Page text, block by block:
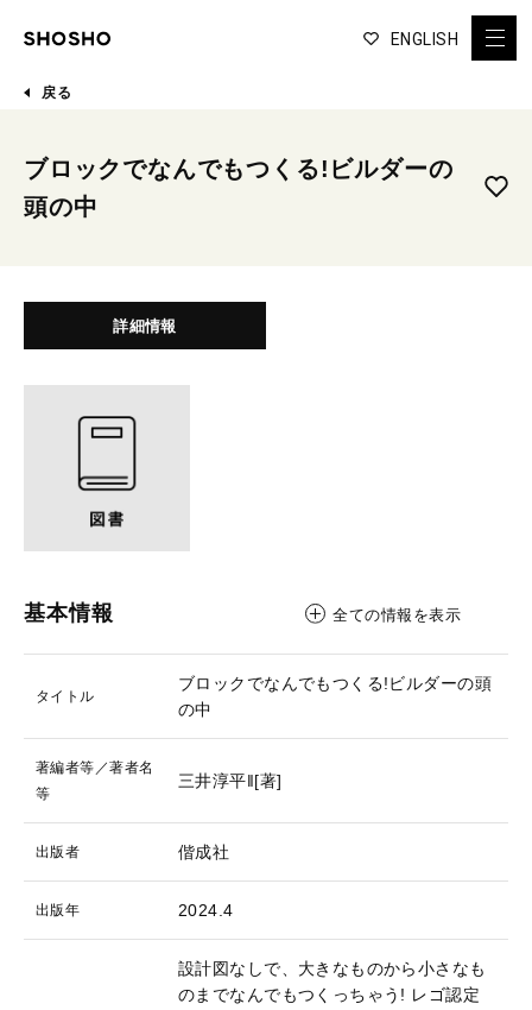
ENGLISH
戻る
ブロックでなんでもつくる!ビルダーの
頭の中
詳細情報
基本情報 全ての情報を表示
タイトル
ブロックでなんでもつくる!ビルダーの頭
の中
著編者等／著者名
等
三井淳平‖[著]
出版者 偕成社
出版年 2024.4
設計図なしで、大きなものから小さなも
のまでなんでもつくっちゃう! レゴ認定